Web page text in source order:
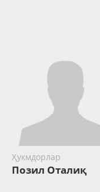
Ҳукмдорлар
Позил Оталиқ